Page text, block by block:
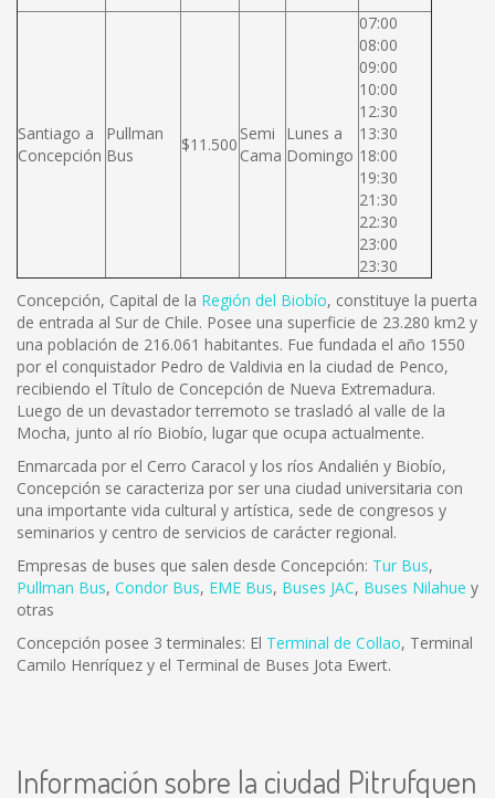
Santiago a
Concepción
Pullman
Bus
$11.500
Semi
Cama
Lunes a
Domingo
07:00
08:00
09:00
10:00
12:30
13:30
18:00
19:30
21:30
22:30
23:00
23:30
Concepción, Capital de la Región del Biobío, constituye la puerta
de entrada al Sur de Chile. Posee una superficie de 23.280 km2 y
una población de 216.061 habitantes. Fue fundada el año 1550
por el conquistador Pedro de Valdivia en la ciudad de Penco,
recibiendo el Título de Concepción de Nueva Extremadura.
Luego de un devastador terremoto se trasladó al valle de la
Mocha, junto al río Biobío, lugar que ocupa actualmente.
Enmarcada por el Cerro Caracol y los ríos Andalién y Biobío,
Concepción se caracteriza por ser una ciudad universitaria con
una importante vida cultural y artística, sede de congresos y
seminarios y centro de servicios de carácter regional.
Empresas de buses que salen desde Concepción: Tur Bus,
Pullman Bus, Condor Bus, EME Bus, Buses JAC, Buses Nilahue y
otras
Concepción posee 3 terminales: El Terminal de Collao, Terminal
Camilo Henríquez y el Terminal de Buses Jota Ewert.
Información sobre la ciudad Pitrufquen